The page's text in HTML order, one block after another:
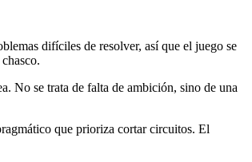
difíciles de resolver, así que el juego se
No se trata de falta de ambición, sino de una
que prioriza cortar circuitos. El